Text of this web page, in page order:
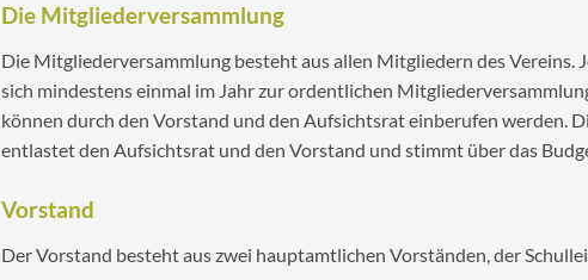
Die Mitgliederversammlung
Die Mitgliederversammlung besteht aus allen Mitgliedern des
sich mindestens einmal im Jahr zur ordentlichen
können durch den Vorstand und den Aufsichtsrat einberufen werden.
entlastet den Aufsichtsrat und den Vorstand und stimmt über das
Vorstand
Der Vorstand besteht aus zwei hauptamtlichen Vorständen, der